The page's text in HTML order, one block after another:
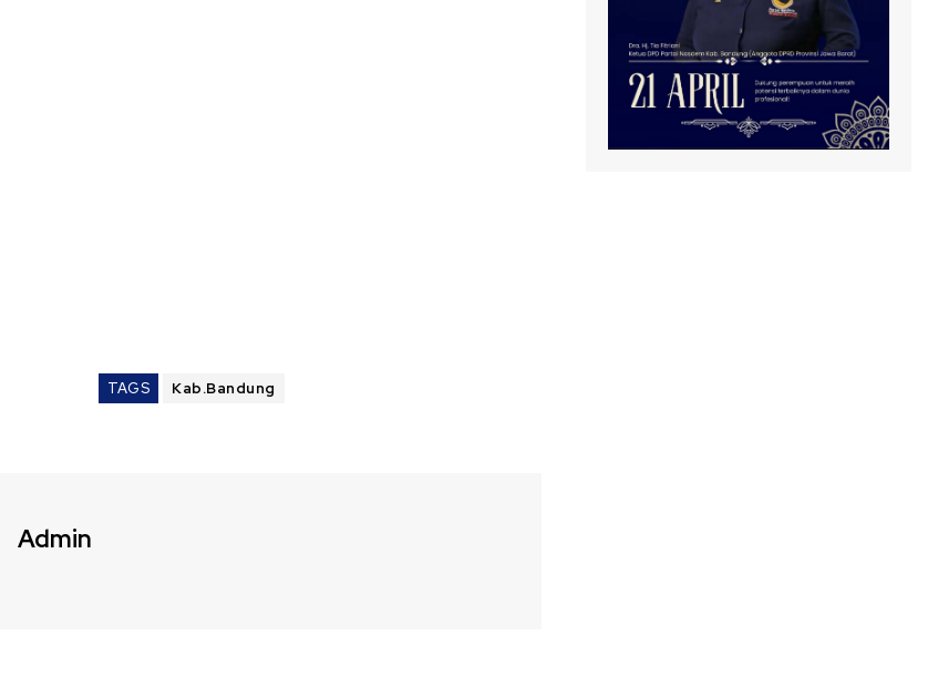
TAGS Kab.Bandung
Admin